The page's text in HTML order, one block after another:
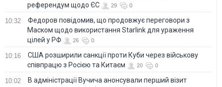
референдум щодо ЄС
29 0
10:32
Федоров повідомив, що продовжує переговори з
Маском щодо використання Starlink для ураження
цілей у РФ
26 0
10:16
США розширили санкції проти Куби через військову
співпрацю з Росією та Китаєм
20 0
10:02
В адміністрації Вучича анонсували перший візит